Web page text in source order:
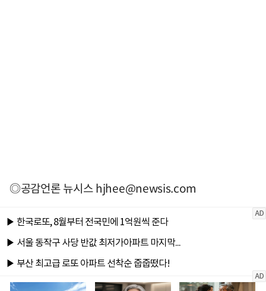
◎공감언론 뉴시스hjhee@newsis.com